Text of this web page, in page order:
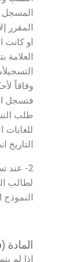
المسجل
المقرر
او كانت
العلامة
فتسجل
طلب
للغايات
التاريخ
2- عند
لطالب
النموذج
المادة (16): عدم اتمام التسجيل